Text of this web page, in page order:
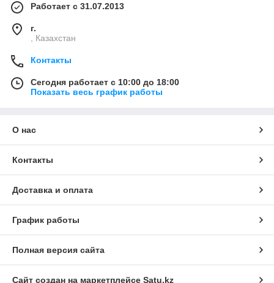
Работает с 31.07.2013
г.
, Казахстан
Контакты
Сегодня работает с 10:00 до 18:00
Показать весь график работы
О нас
Контакты
Доставка и оплата
График работы
Полная версия сайта
Сайт создан на маркетплейсе Satu.kz